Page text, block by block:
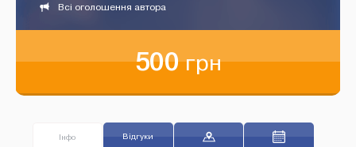
Всі оголошення автора
500грн
Iнфо Відгуки